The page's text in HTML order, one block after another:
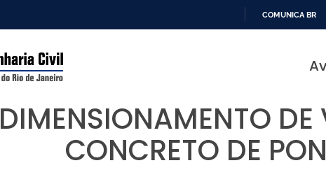
PARA
COMUNICA BR
DIMENSIONAMENTO DE
CONCRETO DE